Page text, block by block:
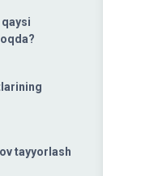
qaysi
tayyorlash